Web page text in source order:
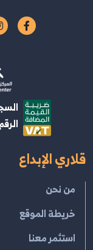
السجل
الرقم
قلاري الإبداع
من نحن
خريطة الموقع
استثمر معنا